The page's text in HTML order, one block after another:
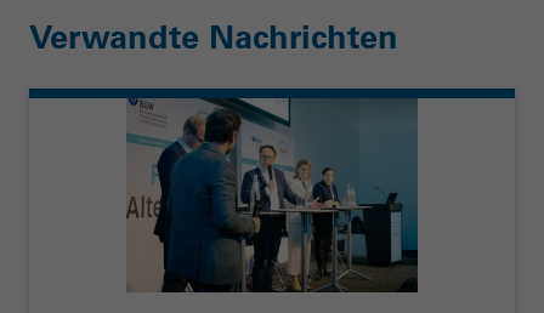
Verwandte Nachrichten